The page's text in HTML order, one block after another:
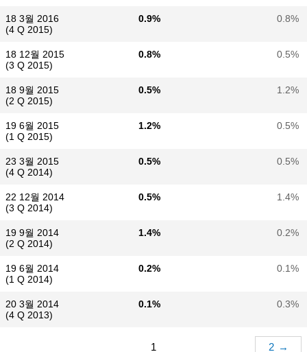
18 3월 2016
(4 Q 2015)
0.9% 0.8%
18 12월 2015
(3 Q 2015)
0.8% 0.5%
18 9월 2015
(2 Q 2015)
0.5% 1.2%
19 6월 2015
(1 Q 2015)
1.2% 0.5%
23 3월 2015
(4 Q 2014)
0.5% 0.5%
22 12월 2014
(3 Q 2014)
0.5% 1.4%
19 9월 2014
(2 Q 2014)
1.4% 0.2%
19 6월 2014
(1 Q 2014)
0.2% 0.1%
20 3월 2014
(4 Q 2013)
0.1% 0.3%
1 2 →